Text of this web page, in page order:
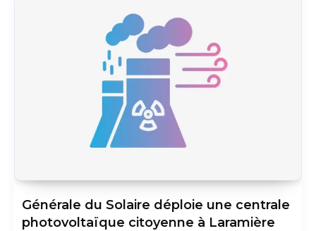
Générale du Solaire déploie une centrale
photovoltaïque citoyenne à Laramière